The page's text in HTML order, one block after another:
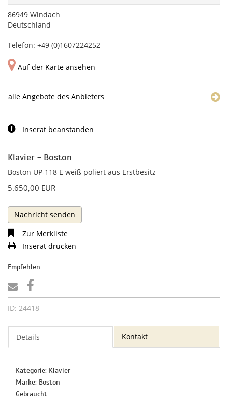
86949 Windach
Deutschland
Telefon: +49 (0)1607224252
Auf der Karte ansehen
alle Angebote des Anbieters
Inserat beanstanden
Klavier - Boston
Boston UP-118 E weiß poliert aus Erstbesitz
5.650,00 EUR
Nachricht senden
Zur Merkliste
Inserat drucken
Empfehlen
ID: 24418
Details Kontakt
Kategorie: Klavier
Marke: Boston
Gebraucht